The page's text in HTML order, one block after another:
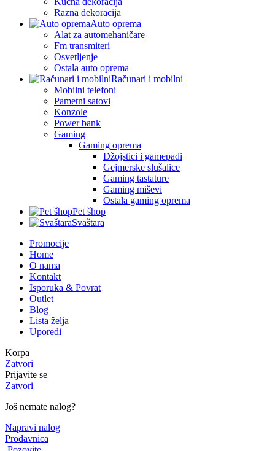
Razna dekoracija
Auto oprema
Alat za automehaničare
Fm transmiteri
Osvetljenje
Ostala auto oprema
Računari i mobilni
Mobilni telefoni
Pametni satovi
Konzole
Power bank
Gaming
Gaming oprema
Džojstici i gamepadi
Gejmerske slušalice
Gaming tastature
Gaming miševi
Ostala gaming oprema
Pet šhop
Svaštara
Promocije
Home
O nama
Kontakt
Isporuka & Povrat
Outlet
Blog
Lista želja
Uporedi
Korpa
Zatvori
Prijavite se
Zatvori
Još nemate nalog?
Napravi nalog
Prodavnica